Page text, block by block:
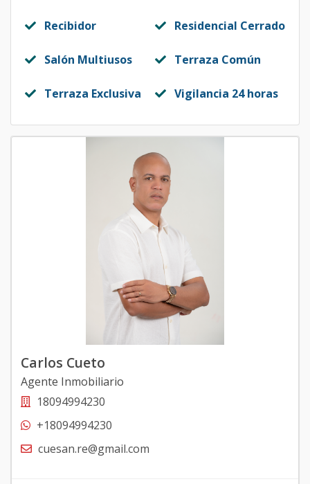
Recibidor Residencial Cerrado
Salón Multiusos Terraza Común
Terraza Exclusiva Vigilancia 24 horas
Carlos Cueto
Agente Inmobiliario
18094994230
+18094994230
cuesan.re@gmail.com